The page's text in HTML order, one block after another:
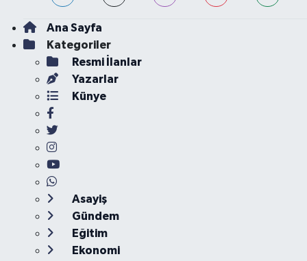
Ana Sayfa
Kategoriler
Resmi İlanlar
Yazarlar
Künye
Asayiş
Gündem
Eğitim
Ekonomi